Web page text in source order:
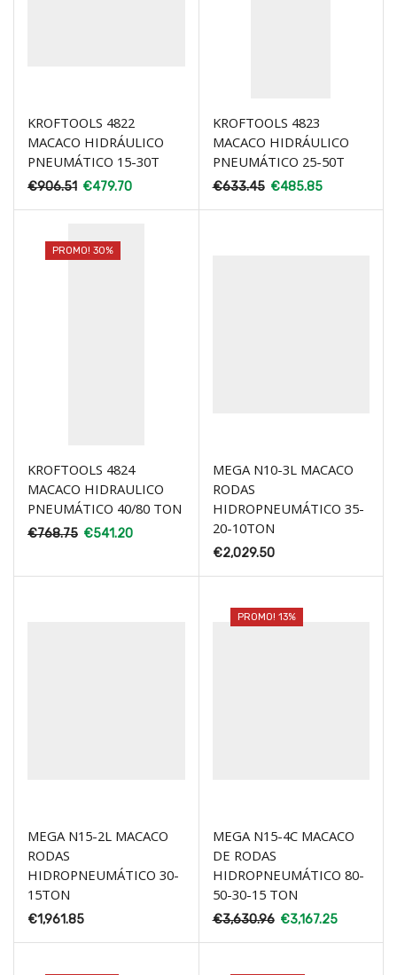
KROFTOOLS 4822
MACACO HIDRÁULICO
PNEUMÁTICO 15-30T
€906.51 €479.70
KROFTOOLS 4823
MACACO HIDRÁULICO
PNEUMÁTICO 25-50T
€633.45 €485.85
PROMO! 30%
KROFTOOLS 4824
MACACO HIDRAULICO
PNEUMÁTICO 40/80 TON
€768.75 €541.20
MEGA N10-3L MACACO
RODAS
HIDROPNEUMÁTICO 35-
20-10TON
€2,029.50
MEGA N15-2L MACACO
RODAS
HIDROPNEUMÁTICO 30-
15TON
€1,961.85
PROMO! 13%
MEGA N15-4C MACACO
DE RODAS
HIDROPNEUMÁTICO 80-
50-30-15 TON
€3,630.96 €3,167.25